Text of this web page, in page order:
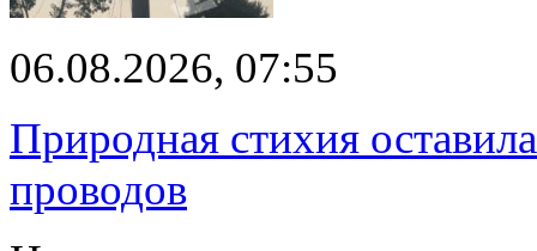
06.08.2026, 07:55
Природная стихия
проводов